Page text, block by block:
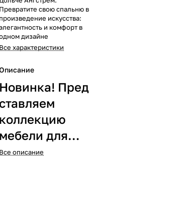
Превратите свою спальню в
произведение искусства:
и комфорт в
дизайне
Все характеристики
Новинка! Пред
ставляем
коллекцию
мебели для
Все описание